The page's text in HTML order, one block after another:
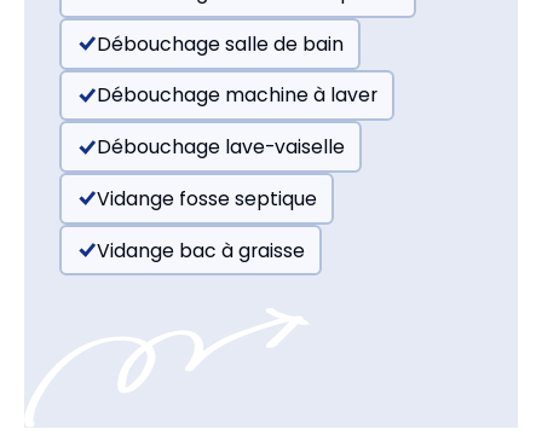
Débouchage salle de bain
Débouchage machine à laver
Débouchage lave-vaiselle
Vidange fosse septique
Vidange bac à graisse